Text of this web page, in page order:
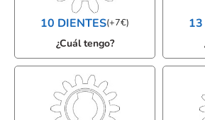
10 DIENTES(+7€)
¿Cuál tengo?
13